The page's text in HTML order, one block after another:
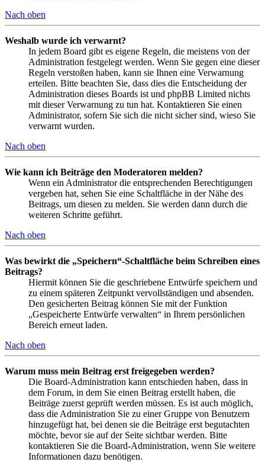
Nach oben
Weshalb wurde ich verwarnt?
In jedem Board gibt es eigene Regeln, die meistens von der
Administration festgelegt werden. Wenn Sie gegen eine dieser
Regeln verstoßen haben, kann sie Ihnen eine Verwarnung
erteilen. Bitte beachten Sie, dass dies die Entscheidung der
Administration dieses Boards ist und phpBB Limited nichts
mit dieser Verwarnung zu tun hat. Kontaktieren Sie einen
Administrator, sofern Sie sich die nicht sicher sind, wieso Sie
verwarnt wurden.
Nach oben
Wie kann ich Beiträge den Moderatoren melden?
Wenn ein Administrator die entsprechenden Berechtigungen
vergeben hat, sehen Sie eine Schaltfläche in der Nähe des
Beitrags, um diesen zu melden. Sie werden dann durch die
weiteren Schritte geführt.
Nach oben
Was bewirkt die „Speichern“-Schaltfläche beim Schreiben eines
Beitrags?
Hiermit können Sie die geschriebene Entwürfe speichern und
zu einem späteren Zeitpunkt vervollständigen und absenden.
Den gesicherten Beitrag können Sie mit der Funktion
„Gespeicherte Entwürfe verwalten“ in Ihrem persönlichen
Bereich erneut laden.
Nach oben
Warum muss mein Beitrag erst freigegeben werden?
Die Board-Administration kann entschieden haben, dass in
dem Forum, in dem Sie einen Beitrag erstellt haben, die
Beiträge zuerst geprüft werden müssen. Es ist auch möglich,
dass die Administration Sie zu einer Gruppe von Benutzern
hinzugefügt hat, bei denen sie die Beiträge erst begutachten
möchte, bevor sie auf der Seite sichtbar werden. Bitte
kontaktieren Sie die Board-Administration, wenn Sie weitere
Informationen dazu benötigen.